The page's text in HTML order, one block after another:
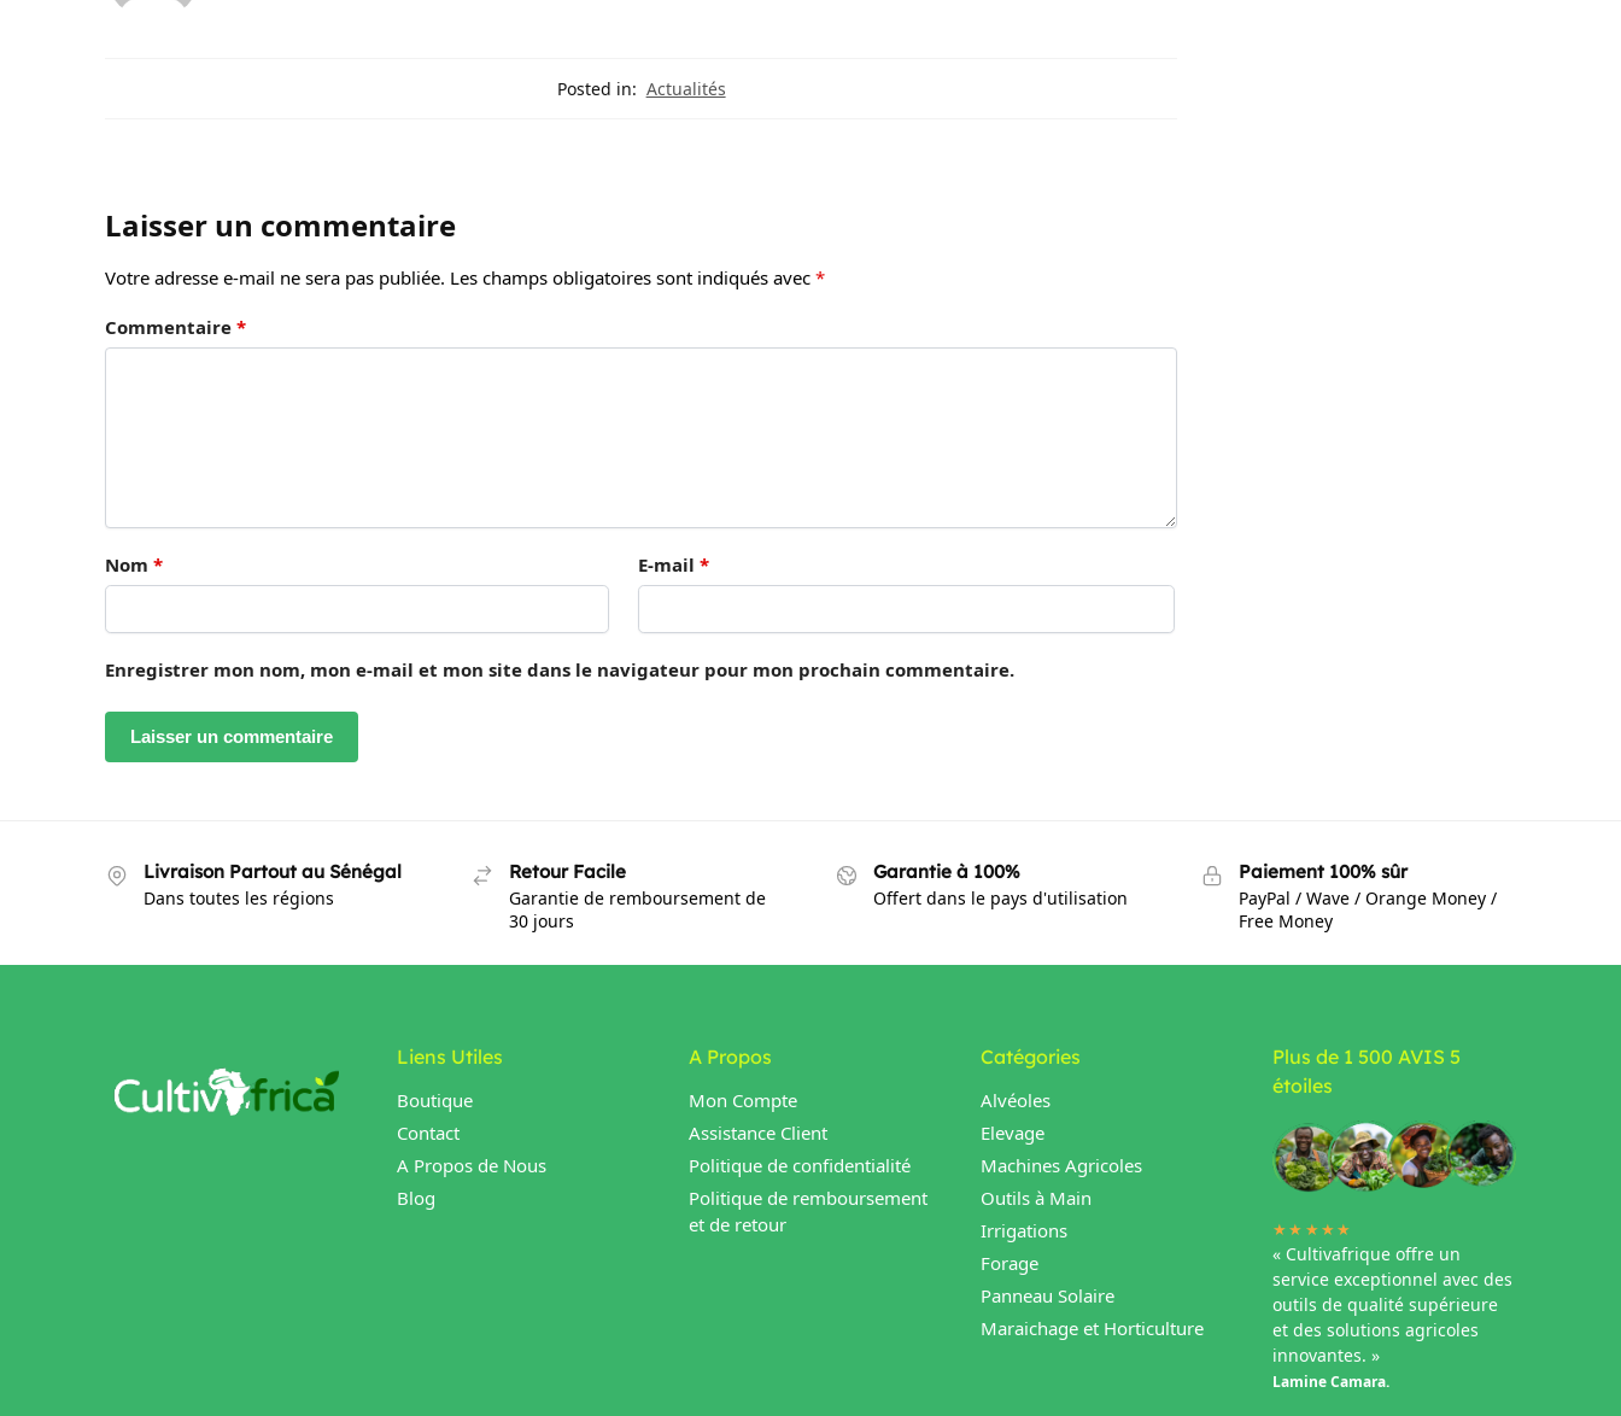
Posted in: Actualités
Laisser un commentaire
Votre adresse e-mail ne sera pas publiée. Les champs obligatoires sont indiqués avec *
Commentaire *
Nom * E-mail *
Enregistrer mon nom, mon e-mail et mon site dans le navigateur pour mon prochain commentaire.
Livraison Partout au Sénégal
Dans toutes les régions
Retour Facile
Garantie de remboursement de
30 jours
Garantie à 100%
Offert dans le pays d'utilisation
Paiement 100% sûr
PayPal / Wave / Orange Money /
Free Money
Liens Utiles
Boutique
Contact
A Propos de Nous
Blog
A Propos
Mon Compte
Assistance Client
Politique de confidentialité
Politique de remboursement
et de retour
Catégories
Alvéoles
Elevage
Machines Agricoles
Outils à Main
Irrigations
Forage
Panneau Solaire
Maraichage et Horticulture
Plus de 1 500 AVIS 5
étoiles
★★★★★
« Cultivafrique offre un
service exceptionnel avec des
outils de qualité supérieure
et des solutions agricoles
innovantes. »
Lamine Camara.